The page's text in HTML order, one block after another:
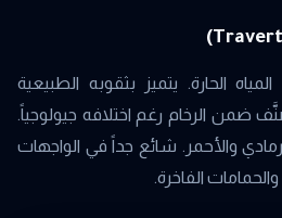
الحارة. يتميز بثقوبه الطبيعية
ضمن الرخام رغم اختلافه جيولوجياً.
والأحمر. شائع جداً في الواجهات
والحمامات الفاخرة.